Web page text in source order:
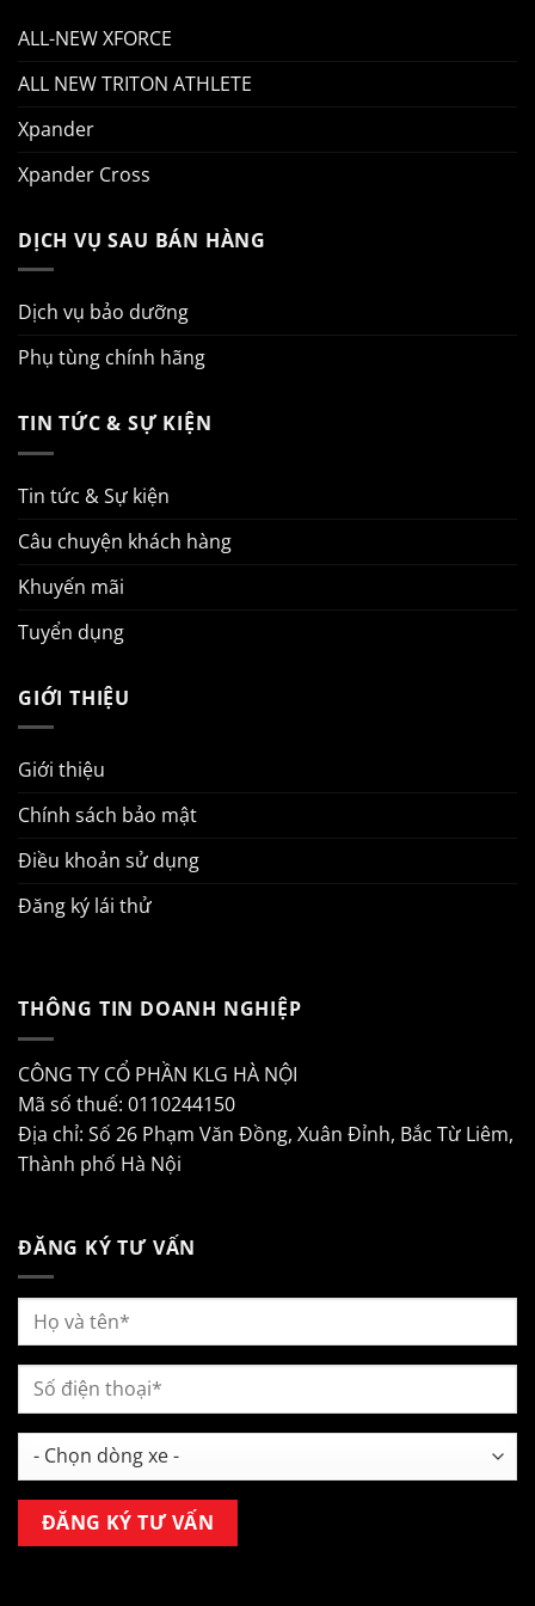
ALL-NEW XFORCE
ALL NEW TRITON ATHLETE
Xpander
Xpander Cross
DỊCH VỤ SAU BÁN HÀNG
Dịch vụ bảo dưỡng
Phụ tùng chính hãng
TIN TỨC & SỰ KIỆN
Tin tức & Sự kiện
Câu chuyện khách hàng
Khuyến mãi
Tuyển dụng
GIỚI THIỆU
Giới thiệu
Chính sách bảo mật
Điều khoản sử dụng
Đăng ký lái thử
THÔNG TIN DOANH NGHIỆP
CÔNG TY CỔ PHẦN KLG HÀ NỘI
Mã số thuế: 0110244150
Địa chỉ: Số 26 Phạm Văn Đồng, Xuân Đỉnh, Bắc Từ Liêm,
Thành phố Hà Nội
ĐĂNG KÝ TƯ VẤN